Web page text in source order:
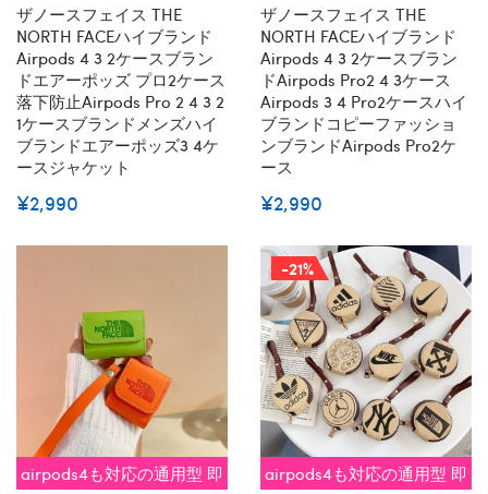
ザノースフェイス THE
NORTH FACEハイブランド
Airpods 4 3 2ケースブラン
ドエアーポッズ プロ2ケース
落下防止airpods Pro 2 4 3 2
1ケースブランドメンズハイ
ブランドエアーポッズ3 4ケ
ースジャケット
¥2,990
ザノースフェイス THE
NORTH FACEハイブランド
Airpods 4 3 2ケースブラン
ドairpods Pro2 4 3ケース
Airpods 3 4 Pro2ケースハイ
ブランドコピーファッショ
ンブランドAirpods Pro2ケ
ース
¥2,990
airpods4も対応の通用型 即
-21%
airpods4も対応の通用型 即